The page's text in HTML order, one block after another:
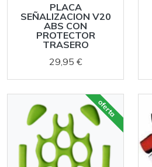
PLACA
SEÑALIZACION V20
ABS CON
PROTECTOR
TRASERO
29,95 €
oferta